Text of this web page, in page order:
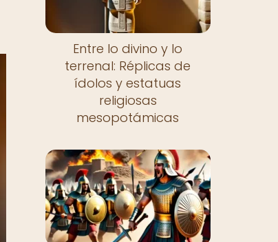
Entre lo divino y lo
terrenal: Réplicas de
ídolos y estatuas
religiosas
mesopotámicas